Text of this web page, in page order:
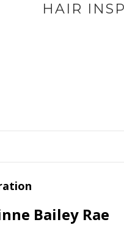
HAIR
Bailey Rae